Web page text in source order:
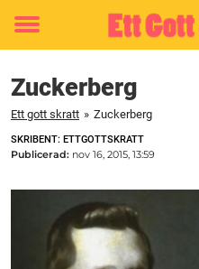
Toggle
Zuckerberg
Ett gott skratt » Zuckerberg
SKRIBENT: ETTGOTTSKRATT
Publicerad: nov 16, 2015, 13:59